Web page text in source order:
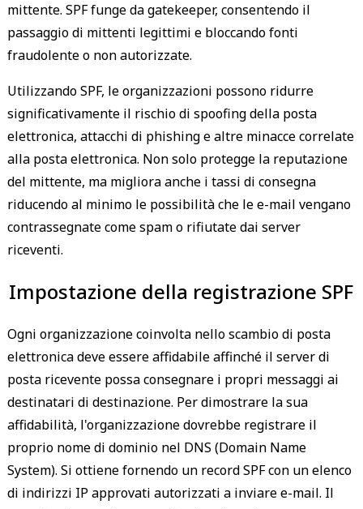
mittente. SPF funge da gatekeeper, consentendo il
passaggio di mittenti legittimi e bloccando fonti
fraudolente o non autorizzate.
Utilizzando SPF, le organizzazioni possono ridurre
significativamente il rischio di spoofing della posta
elettronica, attacchi di phishing e altre minacce correlate
alla posta elettronica. Non solo protegge la reputazione
del mittente, ma migliora anche i tassi di consegna
riducendo al minimo le possibilità che le e-mail vengano
contrassegnate come spam o rifiutate dai server
riceventi.
Impostazione della registrazione SPF
Ogni organizzazione coinvolta nello scambio di posta
elettronica deve essere affidabile affinché il server di
posta ricevente possa consegnare i propri messaggi ai
destinatari di destinazione. Per dimostrare la sua
affidabilità, l'organizzazione dovrebbe registrare il
proprio nome di dominio nel DNS (Domain Name
System). Si ottiene fornendo un record SPF con un elenco
di indirizzi IP approvati autorizzati a inviare e-mail. Il